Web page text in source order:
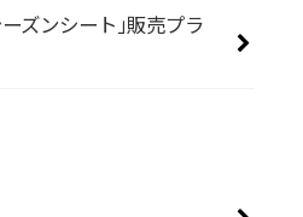
ズンシート」販売プラ